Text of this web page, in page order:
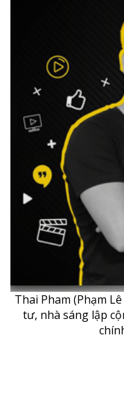
Thai Pham (Phạm
tư, nhà sáng lập